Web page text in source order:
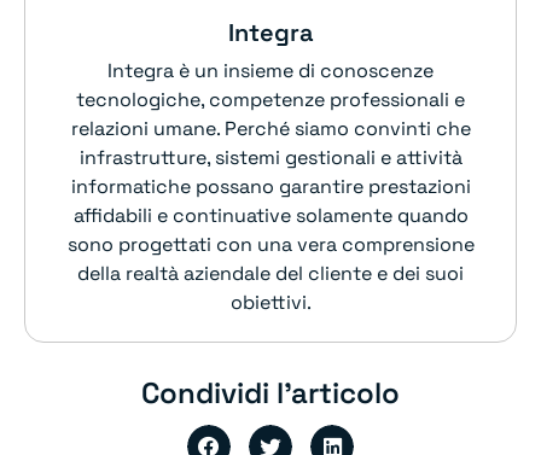
Integra
Integra è un insieme di conoscenze
tecnologiche, competenze professionali e
relazioni umane. Perché siamo convinti che
infrastrutture, sistemi gestionali e attività
informatiche possano garantire prestazioni
affidabili e continuative solamente quando
sono progettati con una vera comprensione
della realtà aziendale del cliente e dei suoi
obiettivi.
Condividi l'articolo